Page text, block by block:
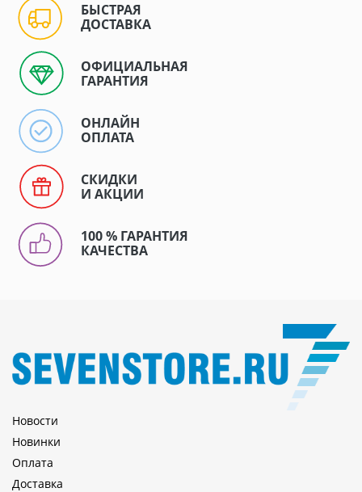
БЫСТРАЯ
ДОСТАВКА
ОФИЦИАЛЬНАЯ
ГАРАНТИЯ
ОНЛАЙН
ОПЛАТА
СКИДКИ
И АКЦИИ
100 % ГАРАНТИЯ
КАЧЕСТВА
Новости
Новинки
Оплата
Доставка